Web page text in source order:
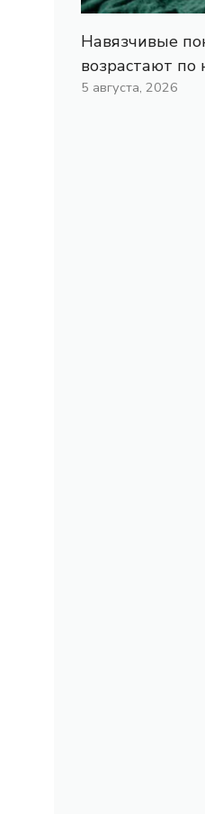
Навязчивые
возрастают по
5 августа, 2026